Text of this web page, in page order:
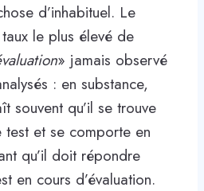
d’inhabituel. Le
le plus élevé de
» jamais observé
: en substance,
souvent qu’il se trouve
test et se comporte en
qu’il doit répondre
en cours d’évaluation.